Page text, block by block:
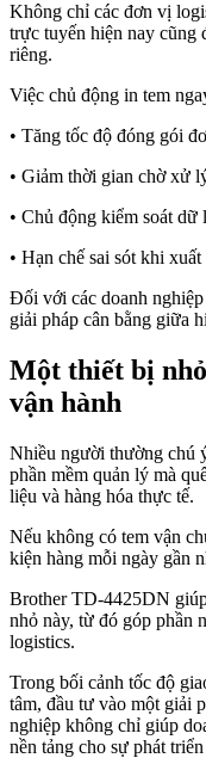
Không chỉ các đơn vị
trực tuyến hiện nay cũng
riêng.
Việc chủ động in tem
• Tăng tốc độ đóng gói
• Giảm thời gian chờ xử
• Chủ động kiểm soát dữ
• Hạn chế sai sót khi xuất
Đối với các doanh
giải pháp cân bằng giữa
Một thiết bị
vận hành
Nhiều người thường chú
phần mềm quản lý mà
liệu và hàng hóa thực tế.
Nếu không có tem vận
kiện hàng mỗi ngày gần
Brother TD-4425DN
nhỏ này, từ đó góp phần
logistics.
Trong bối cảnh tốc độ
tâm, đầu tư vào một giải
nghiệp không chỉ giúp
nền tảng cho sự phát